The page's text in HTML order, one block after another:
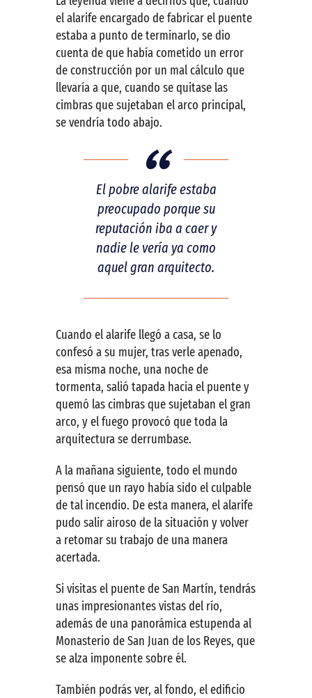
el alarife encargado de fabricar el puente
estaba a punto de terminarlo, se dio
cuenta de que había cometido un error
de construcción por un mal cálculo que
llevaría a que, cuando se quitase las
cimbras que sujetaban el arco principal,
se vendría todo abajo.
El pobre alarife estaba
preocupado porque su
reputación iba a caer y
nadie le vería ya como
aquel gran arquitecto.
Cuando el alarife llegó a casa, se lo
confesó a su mujer, tras verle apenado,
esa misma noche, una noche de
tormenta, salió tapada hacia el puente y
quemó las cimbras que sujetaban el gran
arco, y el fuego provocó que toda la
arquitectura se derrumbase.
A la mañana siguiente, todo el mundo
pensó que un rayo había sido el culpable
de tal incendio. De esta manera, el alarife
pudo salir airoso de la situación y volver
a retomar su trabajo de una manera
acertada.
Si visitas el puente de San Martín, tendrás
unas impresionantes vistas del río,
además de una panorámica estupenda al
Monasterio de San Juan de los Reyes, que
se alza imponente sobre él.
También podrás ver, al fondo, el edificio